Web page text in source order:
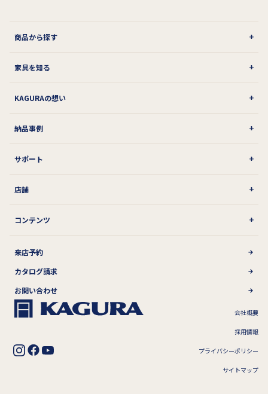
商品から探す
家具を知る
KAGURAの想い
納品事例
サポート
店舗
コンテンツ
来店予約
カタログ請求
お問い合わせ
会社概要
採用情報
プライバシーポリシー
サイトマップ